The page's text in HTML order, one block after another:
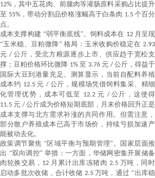
12% ，其中五花肉、前腿肉等灌肠原料采购占比提升
至 55% ，带动分割品价格涨幅高于白条肉 1.5 个百分
点。
成本支撑构建 “弱平衡底线”。饲料成本在 12 月呈现
“玉米稳、豆粕微降” 格局：玉米收购价稳定在 2.93
元/ 公斤，受北方粮源逐步上市、供应趋于宽松支
撑；豆粕价格环比微降 1% 至 3.76 元 / 公斤，得益于
国际大豆到港量充足。测算显示，当前自配料养殖
成本约 12.5 元/ 公斤，规模场凭借饲料集采、精细
化管理优势，成本可低至 12.2 元/公斤，这使得
11.5 元 / 公斤成为价格短期底部，月末价格回升正是
成本支撑与北方需求补涨的共同作用。但需注意，
部分散户养殖成本已高于市场价，持续亏损加速产
能被动去化。
政策调节聚焦 “区域平衡与预期管理”。国家层面推
出 “双向调控” 举措：一方面，华储网密集开展储备
肉轮换交易， 12 月累计出库冻猪肉2.5 万吨，同时
启动多批次收储，合计收储 2.5 万吨，通过 “出库稳